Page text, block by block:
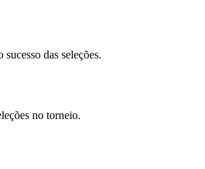
das seleções.
no torneio.